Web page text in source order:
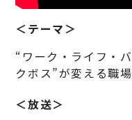
＜テーマ＞
“ワーク・ライフ・
クボス”が変える職
＜放送＞